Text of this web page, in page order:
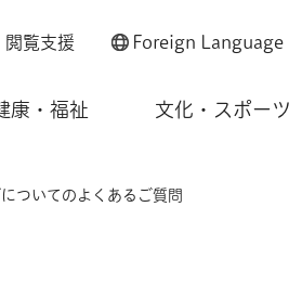
閲覧支援 Foreign Language
康・福祉 文化・スポーツ
ついてのよくあるご質問